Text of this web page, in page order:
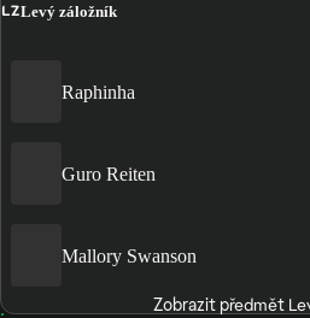
LZLevý záložník
Raphinha
Guro Reiten
Mallory Swanson
Zobrazit předmět